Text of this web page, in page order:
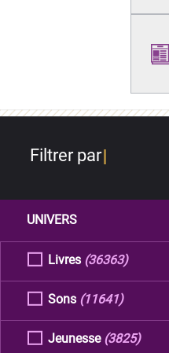
Filtrer par
UNIVERS
Livres (36363)
Sons (11641)
Jeunesse (3825)